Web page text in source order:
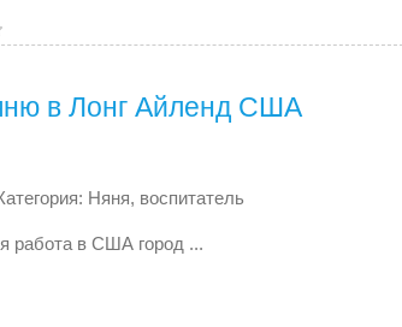
в Лонг Айленд США
Няня, воспитатель
работа в США город ...